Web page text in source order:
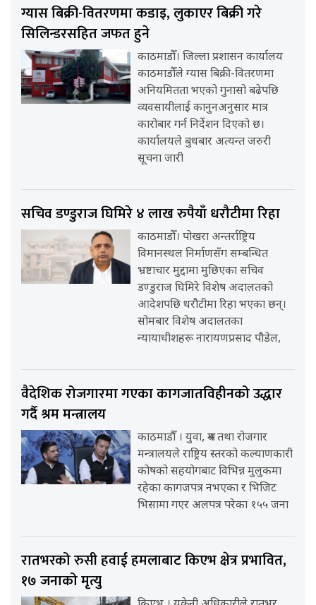
ग्यास बिक्री-वितरणमा कडाइ, लुकाएर बिक्री गरे
सिलिन्डरसहित जफत हुने
काठमाडौँ। जिल्ला प्रशासन कार्यालय
काठमाडौँले ग्यास बिक्री-वितरणमा
अनियमितता भएको गुनासो बढेपछि
व्यवसायीलाई कानुनअनुसार मात्र
कारोबार गर्न निर्देशन दिएको छ।
कार्यालयले बुधबार अत्यन्त जरुरी
सूचना जारी
सचिव डण्डुराज घिमिरे ४ लाख रुपैयाँ धरौटीमा रिहा
काठमाडौँ। पोखरा अन्तर्राष्ट्रिय
विमानस्थल निर्माणसँग सम्बन्धित
भ्रष्टाचार मुद्दामा मुछिएका सचिव
डण्डुराज घिमिरे विशेष अदालतको
आदेशपछि धरौटीमा रिहा भएका छन्।
सोमबार विशेष अदालतका
न्यायाधीशहरू नारायणप्रसाद पौडेल,
वैदेशिक रोजगारमा गएका कागजातविहीनको उद्धार
गर्दै श्रम मन्त्रालय
काठमाडौँ । युवा, श्रम तथा रोजगार
मन्त्रालयले राष्ट्रिय स्तरको कल्याणकारी
कोषको सहयोगबाट विभिन्न मुलुकमा
रहेका कागजपत्र नभएका र भिजिट
भिसामा गएर अलपत्र परेका १५५ जना
रातभरको रुसी हवाई हमलाबाट किएभ क्षेत्र प्रभावित,
१७ जनाको मृत्यु